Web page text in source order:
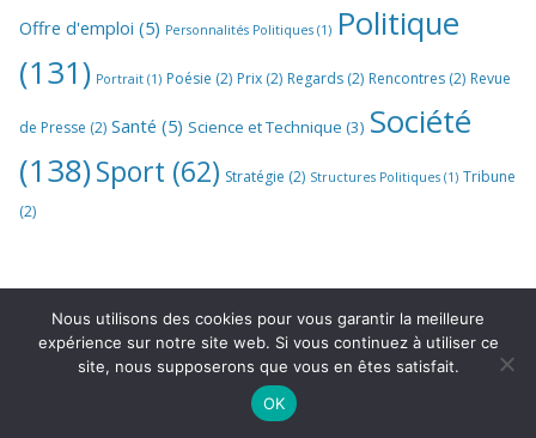
Offre d'emploi (5) Personnalités Politiques (1) Politique
(131) Portrait (1) Poésie (2) Prix (2) Regards (2) Rencontres (2) Revue
de Presse (2) Santé (5) Science et Technique (3) Société
(138)Sport (62) Stratégie (2) Structures Politiques (1) Tribune
(2)
Nous utilisons des cookies pour vous garantir la meilleure
expérience sur notre site web. Si vous continuez à utiliser ce
site, nous supposerons que vous en êtes satisfait.
OK